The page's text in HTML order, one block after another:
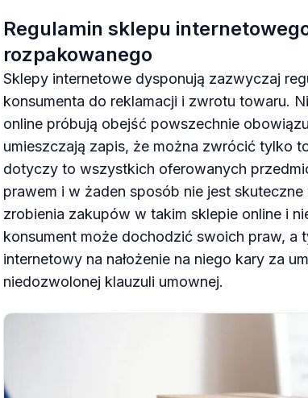
Regulamin sklepu
rozpakowanego
Sklepy internetowe dysponują zazwyczaj
konsumenta do reklamacji i zwrotu towaru.
online próbują obejść powszechnie
umieszczają zapis, że można zwrócić tylko
dotyczy to wszystkich oferowanych
prawem i w żaden sposób nie jest
zrobienia zakupów w takim sklepie online i
konsument może dochodzić swoich praw, a
internetowy na nałożenie na niego kary za
niedozwolonej klauzuli umownej.